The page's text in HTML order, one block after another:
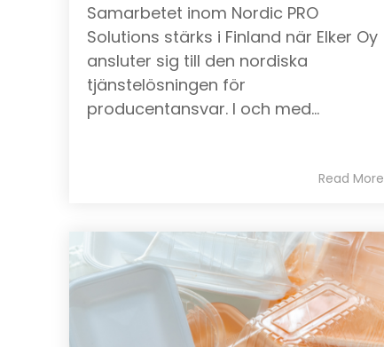
Samarbetet inom Nordic PRO
Solutions stärks i Finland när Elker Oy
ansluter sig till den nordiska
tjänstelösningen för
producentansvar. I och med...
Read More